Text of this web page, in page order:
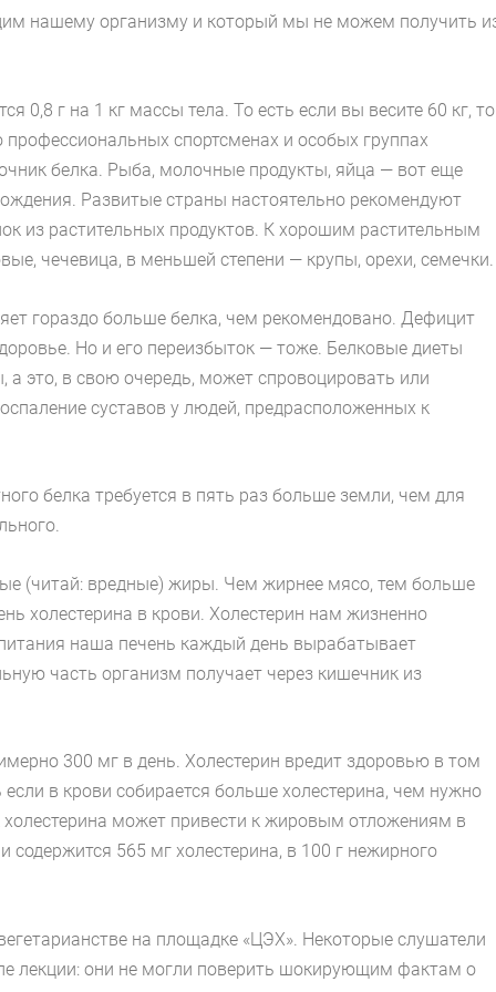
нашему организму и который мы не можем получить
0,8 г на 1 кг массы тела. То есть если вы весите 60 кг, то
спортсменах и особых группах
белка. Рыба, молочные продукты, яйца — вот еще
Развитые страны настоятельно рекомендуют
из растительных продуктов. К хорошим растительным
чечевица, в меньшей степени — крупы, орехи, семечки.
гораздо больше белка, чем рекомендовано. Дефицит
Но и его переизбыток — тоже. Белковые диеты
это, в свою очередь, может спровоцировать или
суставов у людей, предрасположенных к
белка требуется в пять раз больше земли, чем для
(читай: вредные) жиры. Чем жирнее мясо, тем больше
холестерина в крови. Холестерин нам жизненно
наша печень каждый день вырабатывает
часть организм получает через кишечник из
300 мг в день. Холестерин вредит здоровью в том
в крови собирается больше холестерина, чем нужно
может привести к жировым отложениям в
565 мг холестерина, в 100 г нежирного
на площадке «ЦЭХ». Некоторые слушатели
лекции: они не могли поверить шокирующим фактам о